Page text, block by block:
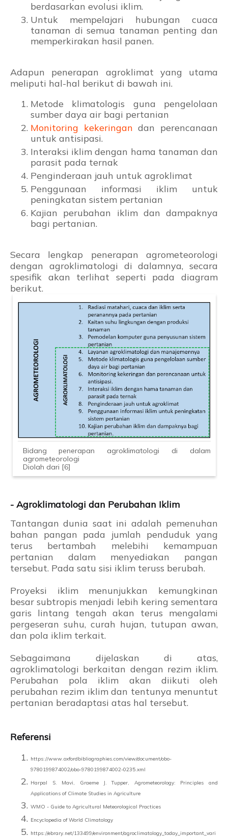
berdasarkan evolusi iklim.
Untuk mempelajari hubungan cuaca
tanaman di semua tanaman penting dan
memperkirakan hasil panen.
Adapun penerapan agroklimat yang utama
meliputi hal-hal berikut di bawah ini.
Metode klimatologis guna pengelolaan
sumber daya air bagi pertanian
Monitoring kekeringan dan perencanaan
untuk antisipasi.
Interaksi iklim dengan hama tanaman dan
parasit pada ternak
Penginderaan jauh untuk agroklimat
Penggunaan informasi iklim untuk
peningkatan sistem pertanian
Kajian perubahan iklim dan dampaknya
bagi pertanian.
Secara lengkap penerapan agrometeorologi
dengan agroklimatologi di dalamnya, secara
spesifik akan terlihat seperti pada diagram
berikut.
Bidang penerapan agroklimatologi di dalam
agrometeorologi
Diolah dari [6]
- Agroklimatologi dan Perubahan Iklim
Tantangan dunia saat ini adalah pemenuhan
bahan pangan pada jumlah penduduk yang
terus bertambah melebihi kemampuan
pertanian dalam menyediakan pangan
tersebut. Pada satu sisi iklim teruss berubah.
Proyeksi iklim menunjukkan kemungkinan
besar subtropis menjadi lebih kering sementara
garis lintang tengah akan terus mengalami
pergeseran suhu, curah hujan, tutupan awan,
dan pola iklim terkait.
Sebagaimana dijelaskan di atas,
agroklimatologi berkaitan dengan rezim iklim.
Perubahan pola iklim akan diikuti oleh
perubahan rezim iklim dan tentunya menuntut
pertanian beradaptasi atas hal tersebut.
Referensi
https://www.oxfordbibliographies.com/view/document/obo-
9780199874002/obo-9780199874002-0235.xml
Harpal S. Mavi, Graeme J. Tupper, Agrometeorology: Principles and
Applications of Climate Studies in Agriculture
WMO - Guide to Agricultural Meteorological Practices
Encyclopedia of World Climatology
https://ebrary.net/133499/environment/agroclimatology_today_important_vari